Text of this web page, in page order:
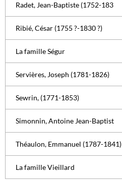
Radet, Jean-Baptiste (1752-183
Ribié, César (1755 ?-1830 ?)
La famille Ségur
Servières, Joseph (1781-1826)
Sewrin, (1771-1853)
Simonnin, Antoine Jean-Baptist
Théaulon, Emmanuel (1787-1841)
La famille Vieillard